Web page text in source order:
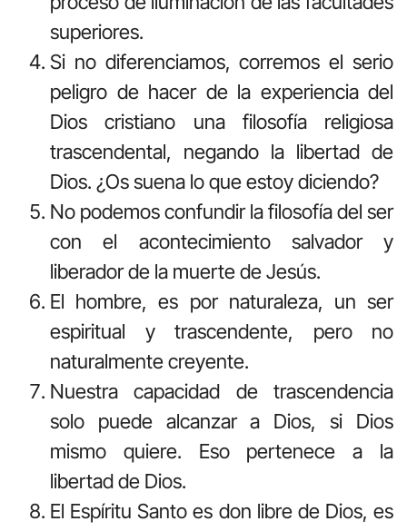
superiores.
Si no diferenciamos, corremos el serio
peligro de hacer de la experiencia del
Dios cristiano una filosofía religiosa
trascendental, negando la libertad de
Dios. ¿Os suena lo que estoy diciendo?
No podemos confundir la filosofía del ser
con el acontecimiento salvador y
liberador de la muerte de Jesús.
El hombre, es por naturaleza, un ser
espiritual y trascendente, pero no
naturalmente creyente.
Nuestra capacidad de trascendencia
solo puede alcanzar a Dios, si Dios
mismo quiere. Eso pertenece a la
libertad de Dios.
El Espíritu Santo es don libre de Dios, es